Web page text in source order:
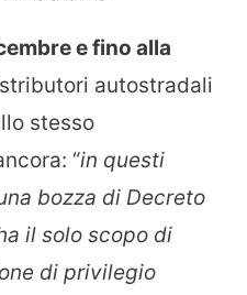
e fino alla
autostradali
stesso
“in questi
bozza di Decreto
il solo scopo di
di privilegio